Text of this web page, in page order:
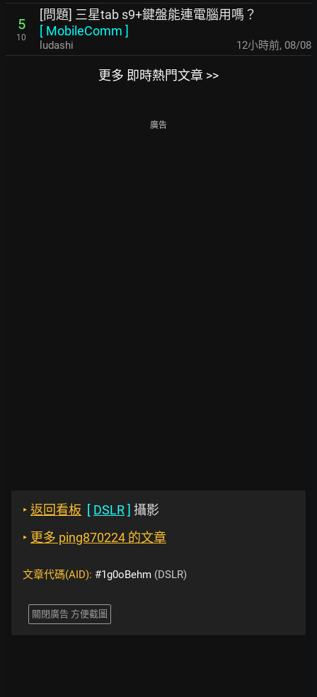
5
10
[問題] 三星tab s9+鍵盤能連電腦用嗎？
[ MobileComm ]
ludashi 12小時前, 08/08
更多 即時熱門文章 >>
廣告
‣ 返回看板 [ DSLR] 攝影
‣ 更多 ping870224 的文章
文章代碼(AID): #1g0oBehm (DSLR)
關閉廣告 方便截圖